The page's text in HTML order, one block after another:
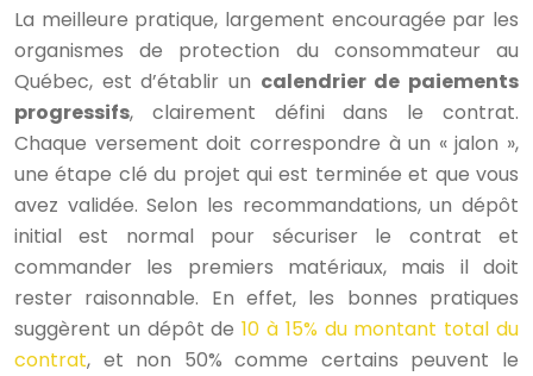
La meilleure pratique, largement encouragée par les
organismes de protection du consommateur au
Québec, est d’établir un calendrier de paiements
progressifs, clairement défini dans le contrat.
Chaque versement doit correspondre à un « jalon »,
une étape clé du projet qui est terminée et que vous
avez validée. Selon les recommandations, un dépôt
initial est normal pour sécuriser le contrat et
commander les premiers matériaux, mais il doit
rester raisonnable. En effet, les bonnes pratiques
suggèrent un dépôt de10 à 15% du montant total du
contrat, et non 50% comme certains peuvent le